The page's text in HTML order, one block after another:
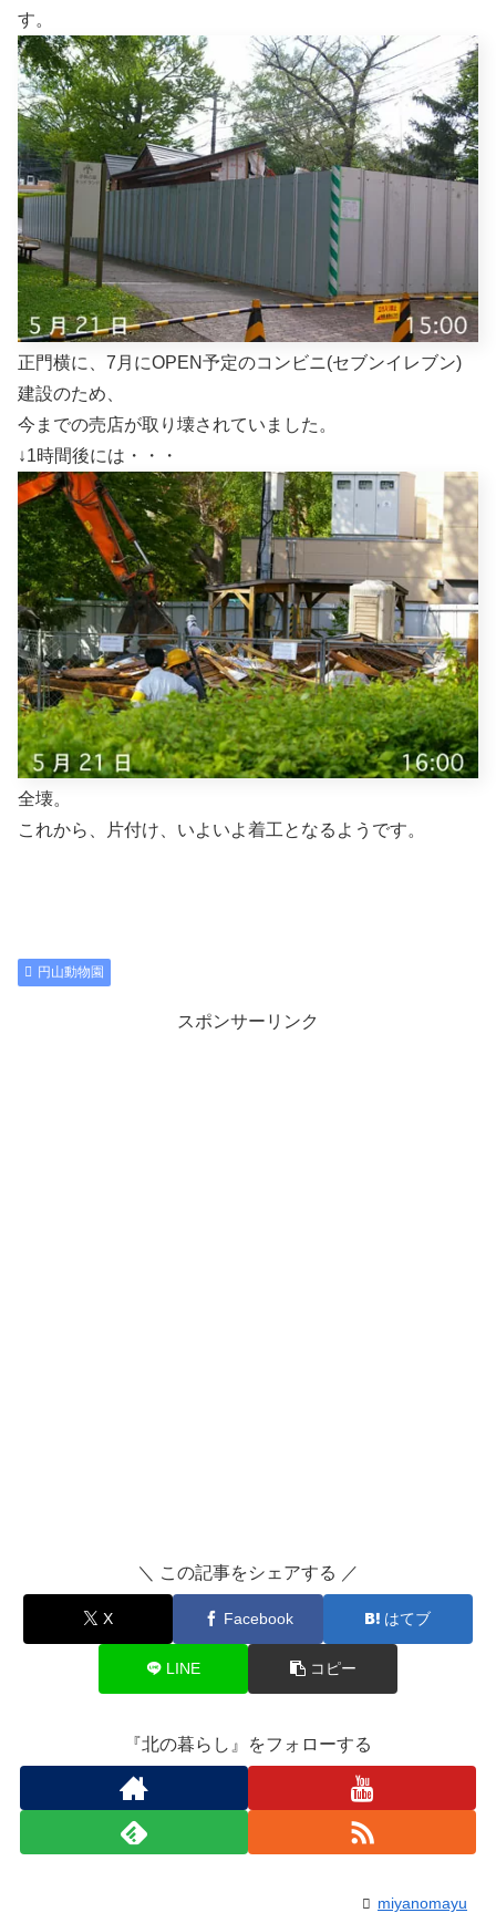
す。
正門横に、7月にOPEN予定のコンビニ(セブンイレブン)
建設のため、
今までの売店が取り壊されていました。
↓1時間後には・・・
全壊。
これから、片付け、いよいよ着工となるようです。
円山動物園
スポンサーリンク
＼ この記事をシェアする ／
X Facebook はてブ
LINE コピー
『北の暮らし』をフォローする
miyanomayu